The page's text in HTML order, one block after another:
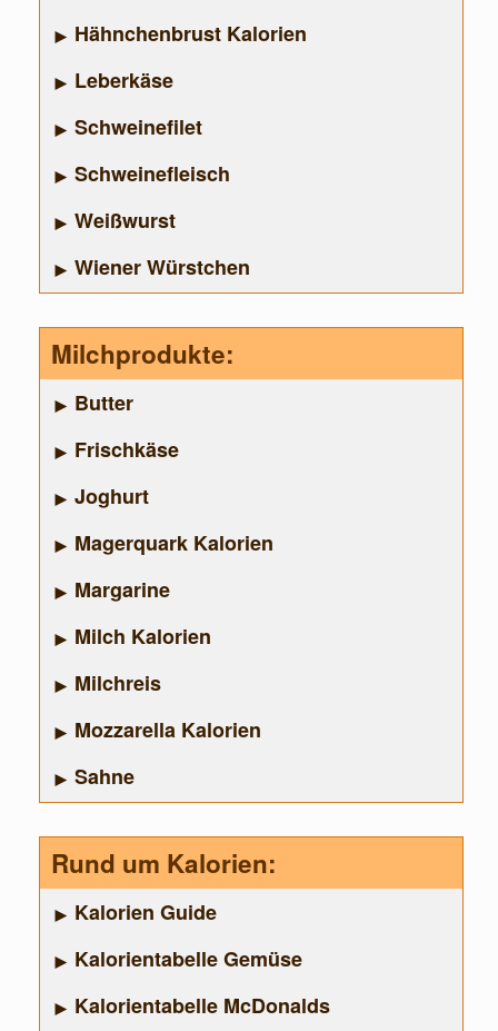
Hähnchenbrust Kalorien
Leberkäse
Schweinefilet
Schweinefleisch
Weißwurst
Wiener Würstchen
Milchprodukte:
Butter
Frischkäse
Joghurt
Magerquark Kalorien
Margarine
Milch Kalorien
Milchreis
Mozzarella Kalorien
Sahne
Rund um Kalorien:
Kalorien Guide
Kalorientabelle Gemüse
Kalorientabelle McDonalds